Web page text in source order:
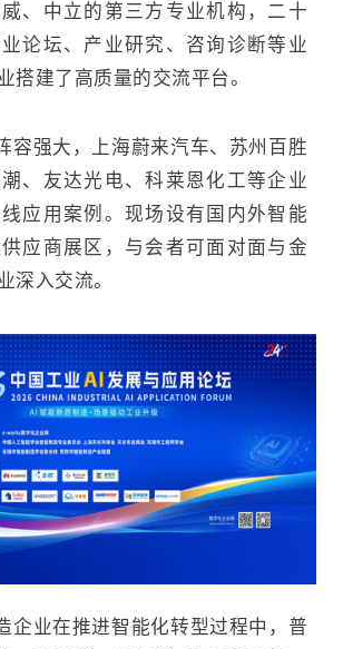
、中立的第三方专业机构，二十
论坛、产业研究、咨询诊断等业
搭建了高质量的交流平台。
容强大，上海蔚来汽车、苏州百胜
、友达光电、科莱恩化工等企业
应用案例。现场设有国内外智能
应商展区，与会者可面对面与金
深入交流。
企业在推进智能化转型过程中，普